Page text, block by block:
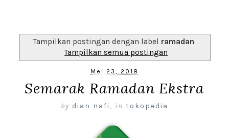
Tampilkan postingan dengan label ramadan.
Tampilkan semua postingan
Mei 23, 2018
Semarak Ramadan Ekstra
by dian nafi , in tokopedia